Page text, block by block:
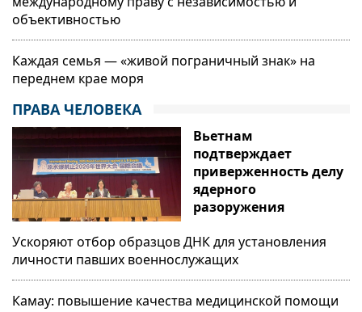
объективностью
Каждая семья — «живой пограничный знак» на
переднем крае моря
ПРАВА ЧЕЛОВЕКА
Вьетнам
подтверждает
приверженность делу
ядерного
разоружения
Ускоряют отбор образцов ДНК для установления
личности павших военнослужащих
Камау: повышение качества медицинской помощи